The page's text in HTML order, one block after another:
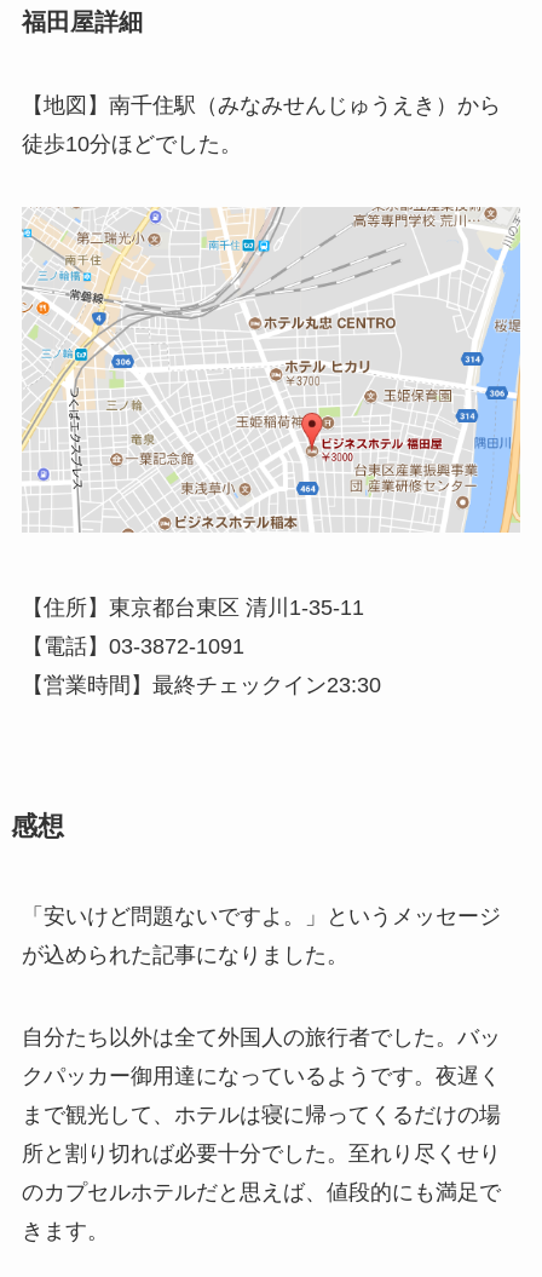
福田屋詳細
【地図】南千住駅（みなみせんじゅうえき）から
徒歩10分ほどでした。
【住所】東京都台東区 清川1-35-11
【電話】03-3872-1091
【営業時間】最終チェックイン23:30
感想
「安いけど問題ないですよ。」というメッセージ
が込められた記事になりました。
自分たち以外は全て外国人の旅行者でした。バッ
クパッカー御用達になっているようです。夜遅く
まで観光して、ホテルは寝に帰ってくるだけの場
所と割り切れば必要十分でした。至れり尽くせり
のカプセルホテルだと思えば、値段的にも満足で
きます。